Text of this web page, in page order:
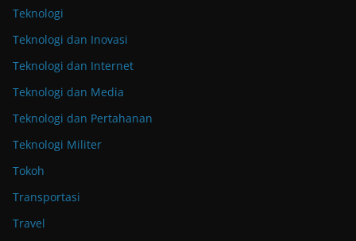
Teknologi
Teknologi dan Inovasi
Teknologi dan Internet
Teknologi dan Media
Teknologi dan Pertahanan
Teknologi Militer
Tokoh
Transportasi
Travel